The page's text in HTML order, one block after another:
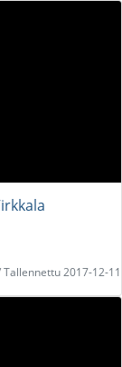
Tallennettu 2017-12-11